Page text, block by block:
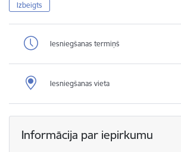
Izbeigts
Iesniegšanas termiņš
Iesniegšanas vieta
Informācija par iepirkumu